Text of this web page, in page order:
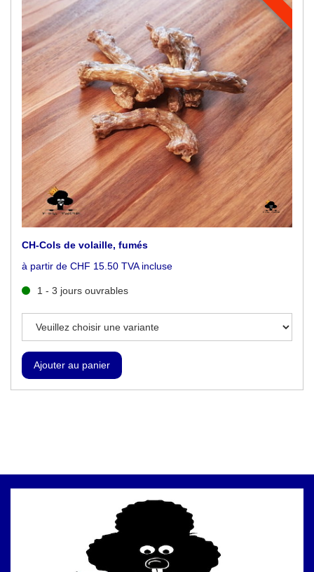
CH-Cols de volaille, fumés
à partir de CHF 15.50 TVA incluse
1 - 3 jours ouvrables